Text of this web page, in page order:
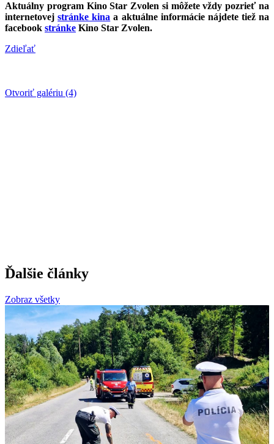
Aktuálny program Kino Star Zvolen si môžete vždy pozrieť na
internetovejstránke kina a aktuálne informácie nájdete tiež na
facebook stránke Kino Star Zvolen.
Zdieľať
Otvoriť galériu (4)
Ďalšie články
Zobraz všetky